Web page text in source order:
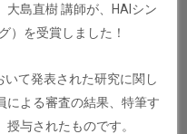
島直樹 講師が、HAIシン
を受賞しました！
て発表された研究に関し
による審査の結果、特筆す
与されたものです。